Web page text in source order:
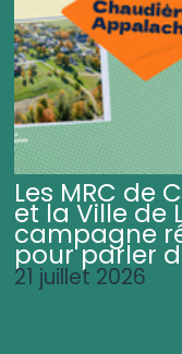
Les MRC de
et la Ville de
campagne
pour parler
21 juillet 2026